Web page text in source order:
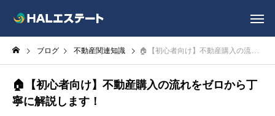
ブログ 不動産関連知識 🏠【初心者向け】不動産購入の流れをゼロから丁寧に解説します！
🏠【初心者向け】不動産購入の流れをゼロから丁
寧に解説します！